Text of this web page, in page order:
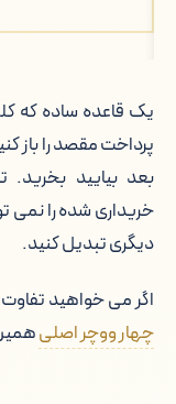
یک قاعده ساده که
پرداخت مقصد را باز
بعد بیایید
خریداری شده را نمی
دیگری تبدیل کنید.
اگر می خواهید تفاوت
چهار ووچر اصلی